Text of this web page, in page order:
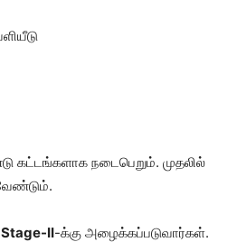
கட்டங்களாக நடைபெறும். முதலில்
Stage-II-க்கு அழைக்கப்படுவார்கள்.